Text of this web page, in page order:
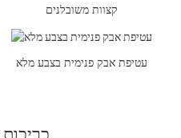
קצוות משובלנים
עטיפת אבק פנימית בצבע מלא